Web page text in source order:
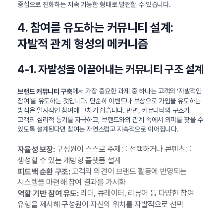
중심으로 진화하는 지속 가능한 형태로 발전할 수 있습니다.
4. 참여를 유도하는 커뮤니티 설계:
자발적 관계 형성의 메커니즘
4-1. 자발성을 이끌어내는 커뮤니티 구조 설계
브랜드 커뮤니티 구축에서 가장 중요한 과제 중 하나는 고객의 ‘자발적인
참여’를 유도하는 것입니다. 단순히 이벤트나 보상으로 가입을 유도하는
방식은 일시적인 참여에 그치기 쉽습니다. 반면, 커뮤니티의 구조가
고객의 심리적 동기를 자극하고, 브랜드와의 관계 속에서 의미를 찾을 수
있도록 설계된다면 참여는 자연스럽고 지속적으로 이어집니다.
자율성 보장:구성원이 스스로 주제를 선택하거나 콘텐츠를
생성할 수 있는 개방형 플랫폼 설계
피드백 순환 구조:고객의 의견이 브랜드 활동에 반영되는
시스템을 마련해 참여 결과를 가시화
역할 기반 참여 유도:리더, 큐레이터, 리뷰어 등 다양한 참여
유형을 제시해 구성원이 자신의 위치를 자발적으로 선택